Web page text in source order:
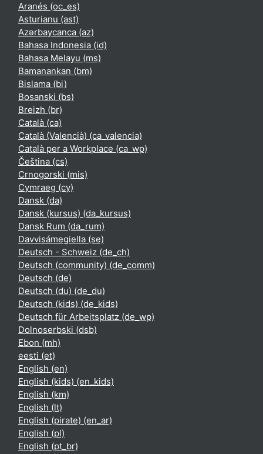
Aranés ‎(oc_es)‎
Asturianu ‎(ast)‎
Azərbaycanca ‎(az)‎
Bahasa Indonesia ‎(id)‎
Bahasa Melayu ‎(ms)‎
Bamanankan ‎(bm)‎
Bislama ‎(bi)‎
Bosanski ‎(bs)‎
Breizh ‎(br)‎
Català ‎(ca)‎
Català (Valencià) ‎(ca_valencia)‎
Català per a Workplace ‎(ca_wp)‎
Čeština ‎(cs)‎
Crnogorski ‎(mis)‎
Cymraeg ‎(cy)‎
Dansk ‎(da)‎
Dansk (kursus) ‎(da_kursus)‎
Dansk Rum ‎(da_rum)‎
Davvisámegiella ‎(se)‎
Deutsch - Schweiz ‎(de_ch)‎
Deutsch (community) ‎(de_comm)‎
Deutsch ‎(de)‎
Deutsch (du) ‎(de_du)‎
Deutsch (kids) ‎(de_kids)‎
Deutsch für Arbeitsplatz ‎(de_wp)‎
Dolnoserbski ‎(dsb)‎
Ebon ‎(mh)‎
eesti ‎(et)‎
English ‎(en)‎
English (kids) ‎(en_kids)‎
English ‎(km)‎
English ‎(lt)‎
English (pirate) ‎(en_ar)‎
English ‎(pl)‎
English ‎(pt_br)‎